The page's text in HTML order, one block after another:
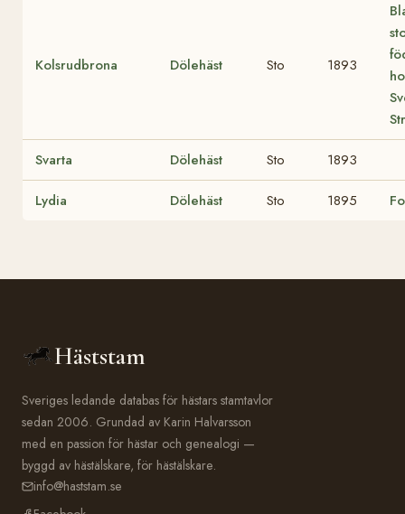
Kolsrudbrona Dölehäst Sto 1893
Svarta Dölehäst Sto 1893
Lydia Dölehäst Sto 1895
Häststam
Sveriges ledande databas för hästars stamtavlor
sedan 2006. Grundad av Karin Halvarsson
med en passion för hästar och genealogi —
byggd av hästälskare, för hästälskare.
info@haststam.se